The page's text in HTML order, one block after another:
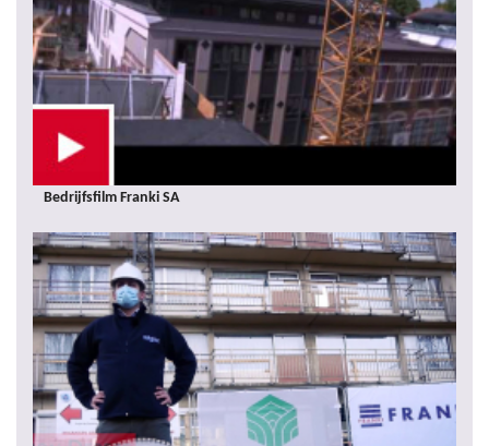
Bedrijfsfilm Franki SA